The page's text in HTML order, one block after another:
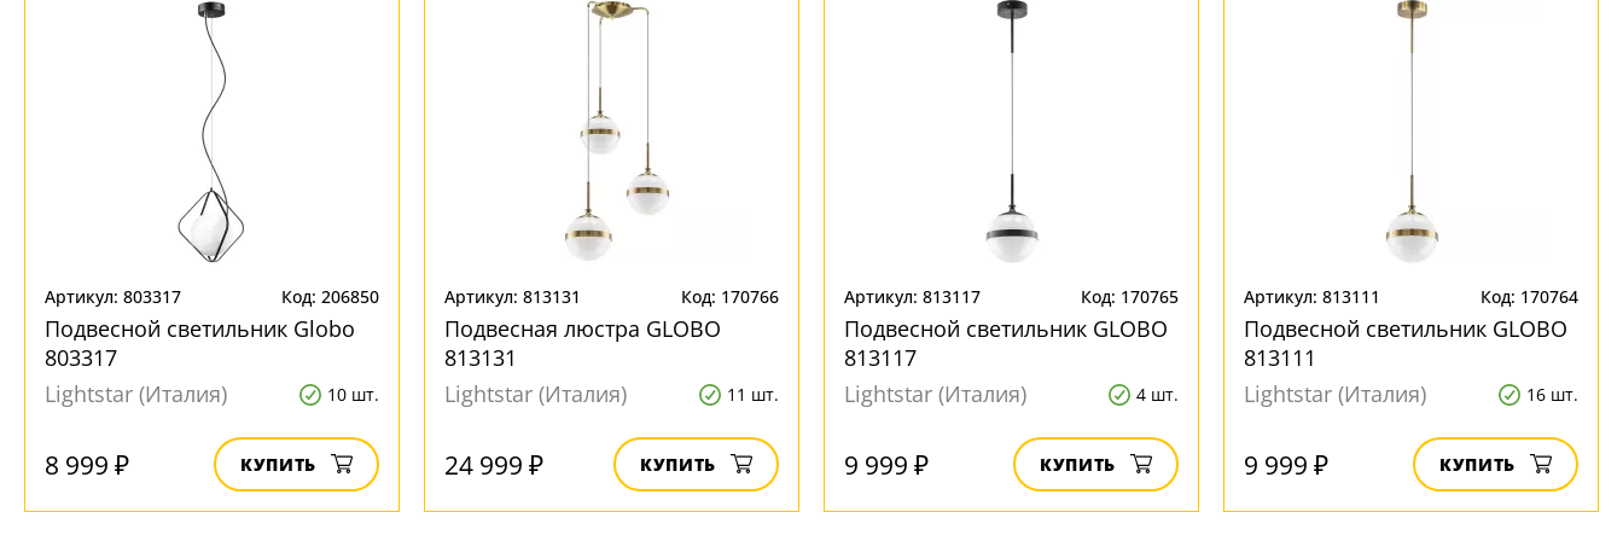
Артикул: 803317 Код: 206850
Подвесной светильник Globo
803317
Lightstar (Италия)
10 шт.
8 999 ₽ КУПИТЬ
Артикул: 813131 Код: 170766
Подвесная люстра GLOBO
813131
Lightstar (Италия)
11 шт.
24 999 ₽ КУПИТЬ
Артикул: 813117 Код: 170765
Подвесной светильник GLOBO
813117
Lightstar (Италия)
4 шт.
9 999 ₽ КУПИТЬ
Артикул: 813111 Код: 170764
Подвесной светильник GLOBO
813111
Lightstar (Италия)
16 шт.
9 999 ₽ КУПИТЬ